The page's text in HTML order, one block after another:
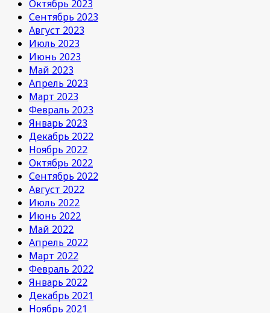
Октябрь 2023
Сентябрь 2023
Август 2023
Июль 2023
Июнь 2023
Май 2023
Апрель 2023
Март 2023
Февраль 2023
Январь 2023
Декабрь 2022
Ноябрь 2022
Октябрь 2022
Сентябрь 2022
Август 2022
Июль 2022
Июнь 2022
Май 2022
Апрель 2022
Март 2022
Февраль 2022
Январь 2022
Декабрь 2021
Ноябрь 2021